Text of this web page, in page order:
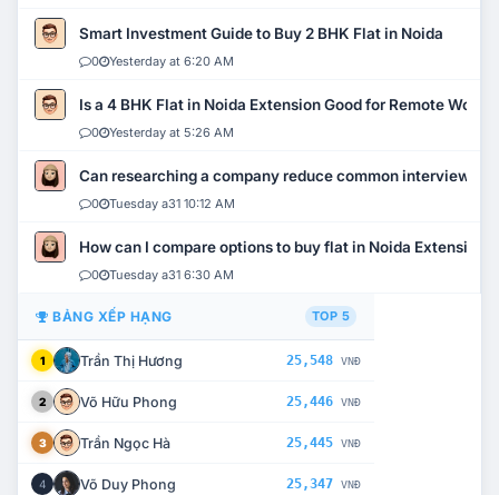
Smart Investment Guide to Buy 2 BHK Flat in Noida
0 Yesterday at 6:20 AM
Is a 4 BHK Flat in Noida Extension Good for Remote Work?
0 Yesterday at 5:26 AM
Can researching a company reduce common interview
0 Tuesday a31 10:12 AM
How can I compare options to buy flat in Noida Extension?
0 Tuesday a31 6:30 AM
BẢNG XẾP HẠNG TOP 5
1 Trần Thị Hương 25,548 VNĐ
2 Võ Hữu Phong 25,446 VNĐ
3 Trần Ngọc Hà 25,445 VNĐ
4 Võ Duy Phong 25,347 VNĐ